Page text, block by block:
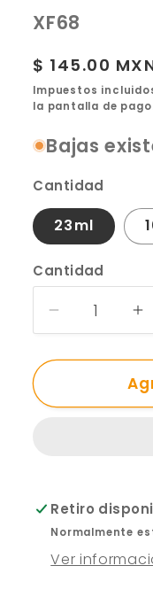
SKU:
XF68
Precio
habitual
$ 145.00
Impuestos
la pantalla de
Bajas
Cantidad
23ml
Cantidad
Reducir
cantidad
para
Acrílica
Nato
Brown)
-
-
Retiro
Normalmente
Ver